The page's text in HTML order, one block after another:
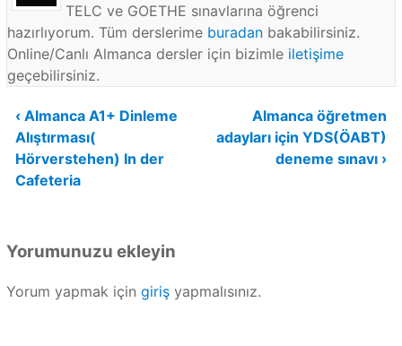
TELC ve GOETHE sınavlarına öğrenci
hazırlıyorum. Tüm derslerime buradanbakabilirsiniz.
Online/Canlı Almanca dersler için bizimle iletişime
geçebilirsiniz.
Yazı
gezinmesi
‹ Almanca A1+ Dinleme
Alıştırması(
Hörverstehen) In der
Cafeteria
Almanca öğretmen
adayları için YDS(ÖABT)
deneme sınavı ›
Yorumunuzu ekleyin
Yorum yapmak için girişyapmalısınız.